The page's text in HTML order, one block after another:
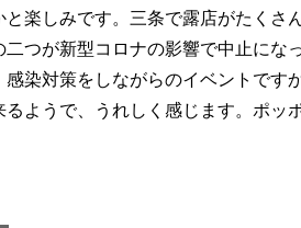
と楽しみです。三条で露店がたくさ
二つが新型コロナの影響で中止にな
感染対策をしながらのイベントで
るようで、うれしく感じます。ポッ